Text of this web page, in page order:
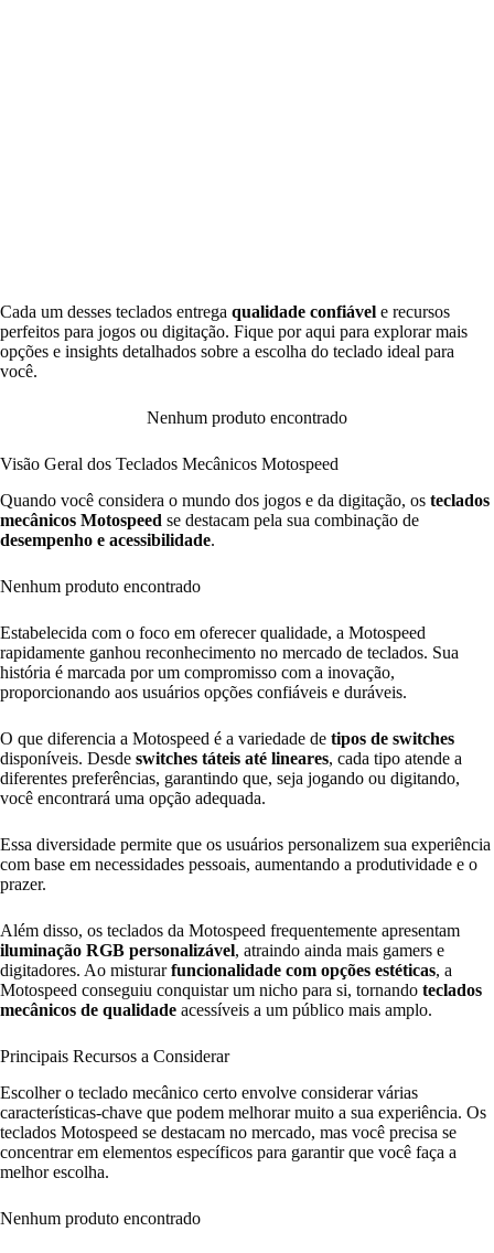
Cada um desses teclados entrega qualidade confiável e recursos
perfeitos para jogos ou digitação. Fique por aqui para explorar mais
opções e insights detalhados sobre a escolha do teclado ideal para
você.
Nenhum produto encontrado
Visão Geral dos Teclados Mecânicos Motospeed
Quando você considera o mundo dos jogos e da digitação, os teclados
mecânicos Motospeed se destacam pela sua combinação de
desempenho e acessibilidade.
Nenhum produto encontrado
Estabelecida com o foco em oferecer qualidade, a Motospeed
rapidamente ganhou reconhecimento no mercado de teclados. Sua
história é marcada por um compromisso com a inovação,
proporcionando aos usuários opções confiáveis e duráveis.
O que diferencia a Motospeed é a variedade de tipos de switches
disponíveis. Desde switches táteis até lineares, cada tipo atende a
diferentes preferências, garantindo que, seja jogando ou digitando,
você encontrará uma opção adequada.
Essa diversidade permite que os usuários personalizem sua experiência
com base em necessidades pessoais, aumentando a produtividade e o
prazer.
Além disso, os teclados da Motospeed frequentemente apresentam
iluminação RGB personalizável, atraindo ainda mais gamers e
digitadores. Ao misturarfuncionalidade com opções estéticas, a
Motospeed conseguiu conquistar um nicho para si, tornando teclados
mecânicos de qualidade acessíveis a um público mais amplo.
Principais Recursos a Considerar
Escolher o teclado mecânico certo envolve considerar várias
características-chave que podem melhorar muito a sua experiência. Os
teclados Motospeed se destacam no mercado, mas você precisa se
concentrar em elementos específicos para garantir que você faça a
melhor escolha.
Nenhum produto encontrado